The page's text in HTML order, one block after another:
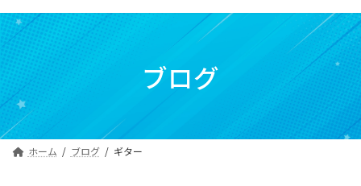
コ
ン
テ
ン
ツ
へ
キ
ナ
ビ
ゲ
ー
シ
ョ
に
ブログ
ホーム ブログ ギター